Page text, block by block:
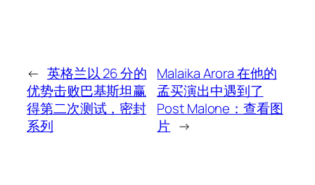
← 英格兰以 26 分的
优势击败巴基斯坦赢
得第二次测试，密封
系列
Malaika Arora 在他的
孟买演出中遇到了
Post Malone：查看图
片 →